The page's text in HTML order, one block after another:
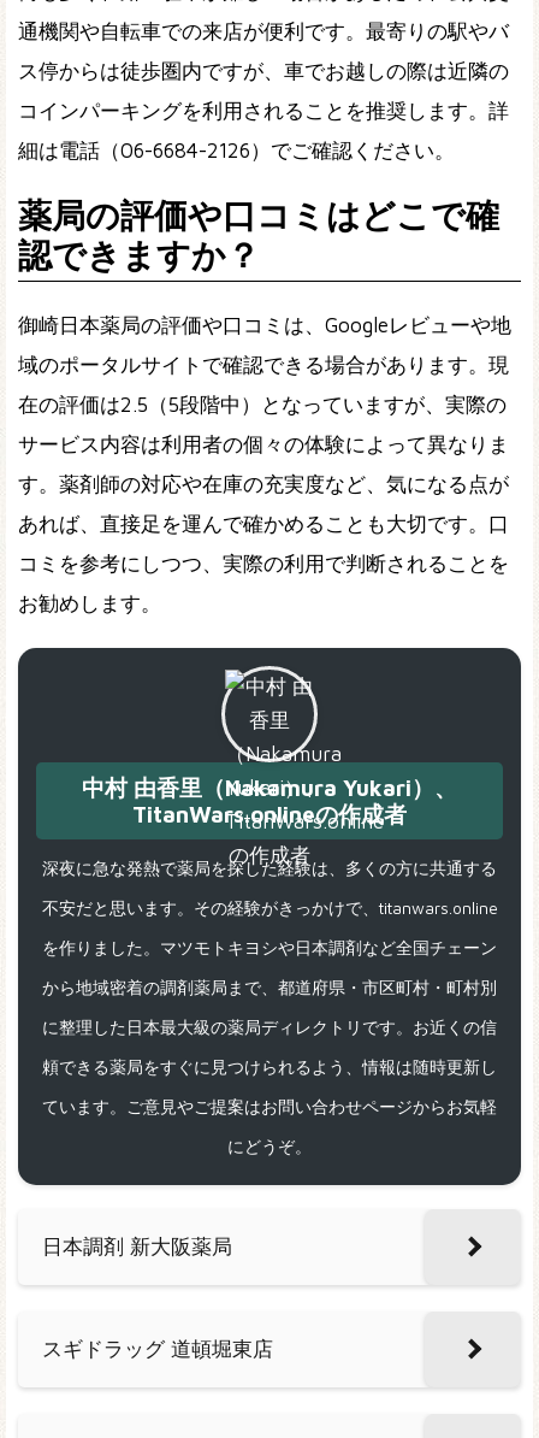
通機関や自転車での来店が便利です。最寄りの駅やバ
ス停からは徒歩圏内ですが、車でお越しの際は近隣の
コインパーキングを利用されることを推奨します。詳
細は電話（06-6684-2126）でご確認ください。
薬局の評価や口コミはどこで確
認できますか？
御崎日本薬局の評価や口コミは、Googleレビューや地
域のポータルサイトで確認できる場合があります。現
在の評価は2.5（5段階中）となっていますが、実際の
サービス内容は利用者の個々の体験によって異なりま
す。薬剤師の対応や在庫の充実度など、気になる点が
あれば、直接足を運んで確かめることも大切です。口
コミを参考にしつつ、実際の利用で判断されることを
お勧めします。
中村 由香里（Nakamura Yukari）、
TitanWars.onlineの作成者
深夜に急な発熱で薬局を探した経験は、多くの方に共通する
不安だと思います。その経験がきっかけで、titanwars.online
を作りました。マツモトキヨシや日本調剤など全国チェーン
から地域密着の調剤薬局まで、都道府県・市区町村・町村別
に整理した日本最大級の薬局ディレクトリです。お近くの信
頼できる薬局をすぐに見つけられるよう、情報は随時更新し
ています。ご意見やご提案はお問い合わせページからお気軽
にどうぞ。
日本調剤 新大阪薬局
スギドラッグ 道頓堀東店